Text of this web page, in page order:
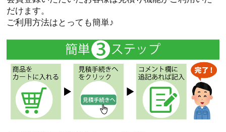
だけます。
ご利用方法はとっても簡単♪